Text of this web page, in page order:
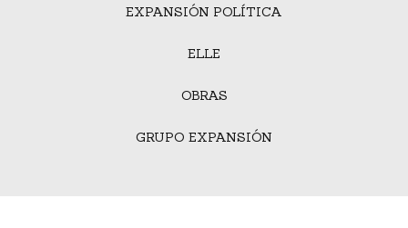
EXPANSIÓN POLÍTICA
ELLE
OBRAS
GRUPO EXPANSIÓN